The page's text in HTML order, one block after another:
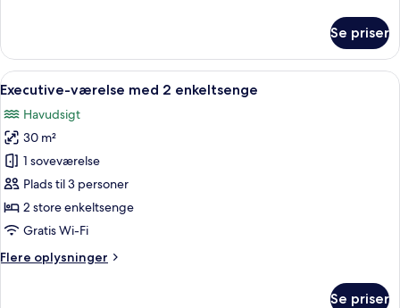
bed,
Main
Building)
-
ryger
(Shower
160cm
bed,
Main
Building)
Se priser
Indlæs
alle
billeder
af
Executive-
værelse
med
2
Et moderne hotelværelse med seng,
1
Executive-værelse med 2 enkeltsenge
Havudsigt
30 m²
1 soveværelse
Plads til 3 personer
2 store enkeltsenge
Gratis Wi-Fi
Flere oplysninger
Flere
Se priser